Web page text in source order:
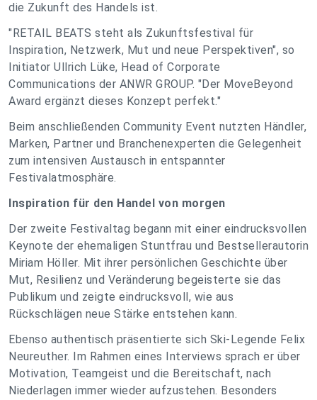
die Zukunft des Handels ist.
"RETAIL BEATS steht als Zukunftsfestival für
Inspiration, Netzwerk, Mut und neue Perspektiven", so
Initiator Ullrich Lüke, Head of Corporate
Communications der ANWR GROUP. "Der MoveBeyond
Award ergänzt dieses Konzept perfekt."
Beim anschließenden Community Event nutzten Händler,
Marken, Partner und Branchenexperten die Gelegenheit
zum intensiven Austausch in entspannter
Festivalatmosphäre.
Inspiration für den Handel von morgen
Der zweite Festivaltag begann mit einer eindrucksvollen
Keynote der ehemaligen Stuntfrau und Bestsellerautorin
Miriam Höller. Mit ihrer persönlichen Geschichte über
Mut, Resilienz und Veränderung begeisterte sie das
Publikum und zeigte eindrucksvoll, wie aus
Rückschlägen neue Stärke entstehen kann.
Ebenso authentisch präsentierte sich Ski-Legende Felix
Neureuther. Im Rahmen eines Interviews sprach er über
Motivation, Teamgeist und die Bereitschaft, nach
Niederlagen immer wieder aufzustehen. Besonders